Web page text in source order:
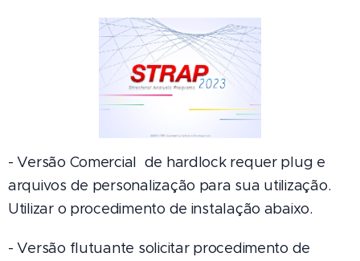
- Versão Comercial de hardlock requer plug e
arquivos de personalização para sua utilização.
Utilizar o procedimento de instalação abaixo.
- Versão flutuante solicitar procedimento de